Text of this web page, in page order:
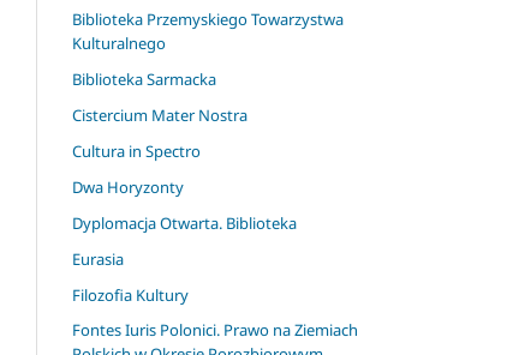
Biblioteka Przemyskiego Towarzystwa
Kulturalnego
Biblioteka Sarmacka
Cistercium Mater Nostra
Cultura in Spectro
Dwa Horyzonty
Dyplomacja Otwarta. Biblioteka
Eurasia
Filozofia Kultury
Fontes Iuris Polonici. Prawo na Ziemiach